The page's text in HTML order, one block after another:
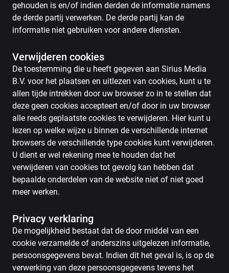
gehouden is en/of indien derden de informatie namens
de derde partij verwerken. De derde partij kan de
informatie niet gebruiken voor andere diensten.
Verwijderen cookies
De toestemming die u heeft gegeven aan Sirius Media
B.V. voor het plaatsen en uitlezen van cookies, kunt u te
allen tijde intrekken door uw browser zo in te stellen dat
deze geen cookies accepteert en/of door in uw browser
alle reeds geplaatste cookies te verwijderen. Hier kunt u
lezen op welke wijze u binnen de verschillende internet
browsers de verschillende type cookies kunt verwijderen.
U dient er wel rekening mee te houden dat het
verwijderen van cookies tot gevolg kan hebben dat
bepaalde onderdelen van de website niet of niet goed
meer werken.
Privacy verklaring
De mogelijkheid bestaat dat de door middel van een
cookie verzamelde of anderszins uitgelezen informatie,
persoonsgegevens bevat. Indien dit het geval is, is op de
verwerking van deze persoonsgegevens tevens het